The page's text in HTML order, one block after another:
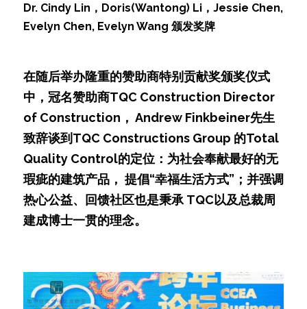
Dr. Cindy Lin，Doris(Wantong) Li，Jessie Chen,
Evelyn Chen, Evelyn Wang 颁发奖牌
在随后举办隆重的赞助商特别贡献奖颁奖仪式
中，冠名赞助商TQC Construction Director
of Construction， Andrew Finkbeiner先生
致辞谈到TQC Constructions Group 的Total
Quality Control的定位：为社会奉献最好的无
瑕疵的建筑产品， 提倡“幸福生活方式”；并强调
热心公益、回馈社区也是秉承 TQC以及总裁周
建成博士一贯的理念。